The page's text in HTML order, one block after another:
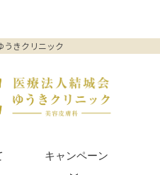
うきクリニック
キャンペーン